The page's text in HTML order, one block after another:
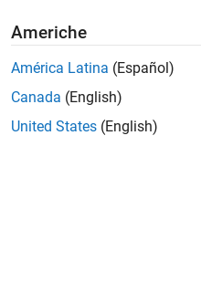
Americhe
América Latina (Español)
Canada (English)
United States (English)